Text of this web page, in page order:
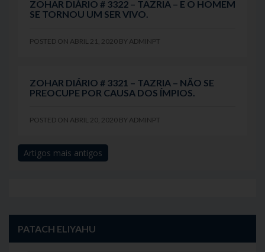
ZOHAR DIÁRIO # 3322 – TAZRIA – E O HOMEM
SE TORNOU UM SER VIVO.
POSTED ON ABRIL 21, 2020 BY ADMINPT
ZOHAR DIÁRIO # 3321 – TAZRIA – NÃO SE
PREOCUPE POR CAUSA DOS ÍMPIOS.
POSTED ON ABRIL 20, 2020 BY ADMINPT
Navegação
Artigos mais antigos
PATACH ELIYAHU